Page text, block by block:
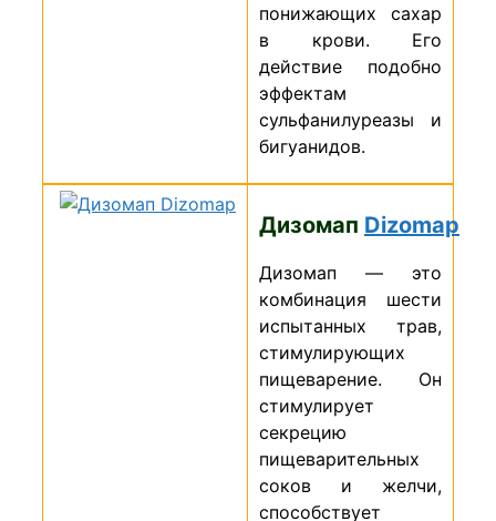
понижающих сахар
в крови. Его
действие подобно
эффектам
сульфанилуреазы и
бигуанидов.
Дизомап Dizomap
Дизомап — это
комбинация шести
испытанных трав,
стимулирующих
пищеварение. Он
стимулирует
секрецию
пищеварительных
соков и желчи,
способствует